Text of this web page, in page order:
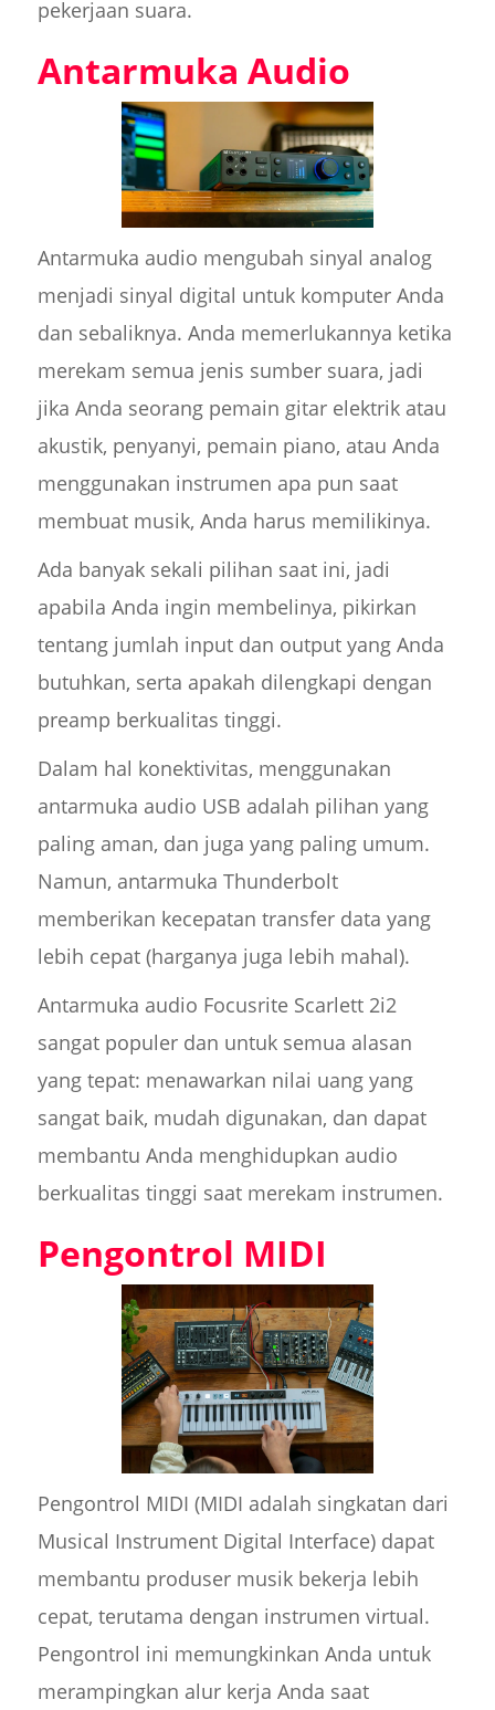
pekerjaan suara.
Antarmuka Audio
Antarmuka audio mengubah sinyal analog
menjadi sinyal digital untuk komputer Anda
dan sebaliknya. Anda memerlukannya ketika
merekam semua jenis sumber suara, jadi
jika Anda seorang pemain gitar elektrik atau
akustik, penyanyi, pemain piano, atau Anda
menggunakan instrumen apa pun saat
membuat musik, Anda harus memilikinya.
Ada banyak sekali pilihan saat ini, jadi
apabila Anda ingin membelinya, pikirkan
tentang jumlah input dan output yang Anda
butuhkan, serta apakah dilengkapi dengan
preamp berkualitas tinggi.
Dalam hal konektivitas, menggunakan
antarmuka audio USB adalah pilihan yang
paling aman, dan juga yang paling umum.
Namun, antarmuka Thunderbolt
memberikan kecepatan transfer data yang
lebih cepat (harganya juga lebih mahal).
Antarmuka audio Focusrite Scarlett 2i2
sangat populer dan untuk semua alasan
yang tepat: menawarkan nilai uang yang
sangat baik, mudah digunakan, dan dapat
membantu Anda menghidupkan audio
berkualitas tinggi saat merekam instrumen.
Pengontrol MIDI
Pengontrol MIDI (MIDI adalah singkatan dari
Musical Instrument Digital Interface) dapat
membantu produser musik bekerja lebih
cepat, terutama dengan instrumen virtual.
Pengontrol ini memungkinkan Anda untuk
merampingkan alur kerja Anda saat